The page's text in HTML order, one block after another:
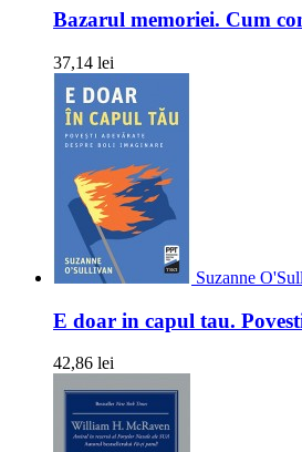
Bazarul memoriei. Cum
37,14 lei
Suzanne
E doar in capul tau.
42,86 lei